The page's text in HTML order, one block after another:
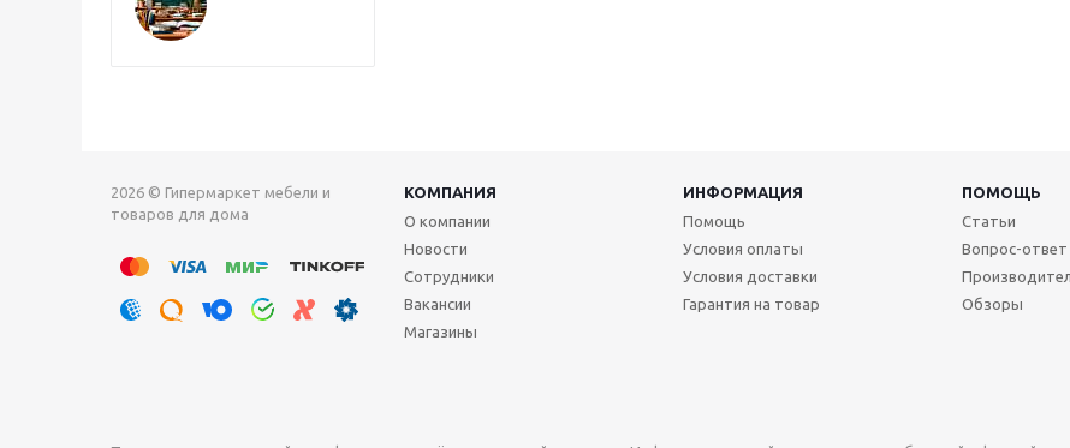
2026 © Гипермаркет мебели и
товаров для дома
КОМПАНИЯ ИНФОРМАЦИЯ
ПОМОЩЬ
О компании
Новости
Сотрудники
Вакансии
Магазины
Помощь
Условия оплаты
Условия доставки
Гарантия на товар
Статьи
Вопрос-ответ
Обзоры